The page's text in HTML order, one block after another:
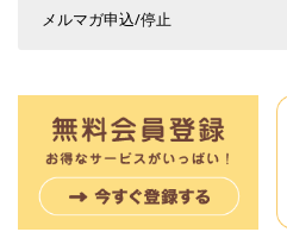
メルマガ申込/停止